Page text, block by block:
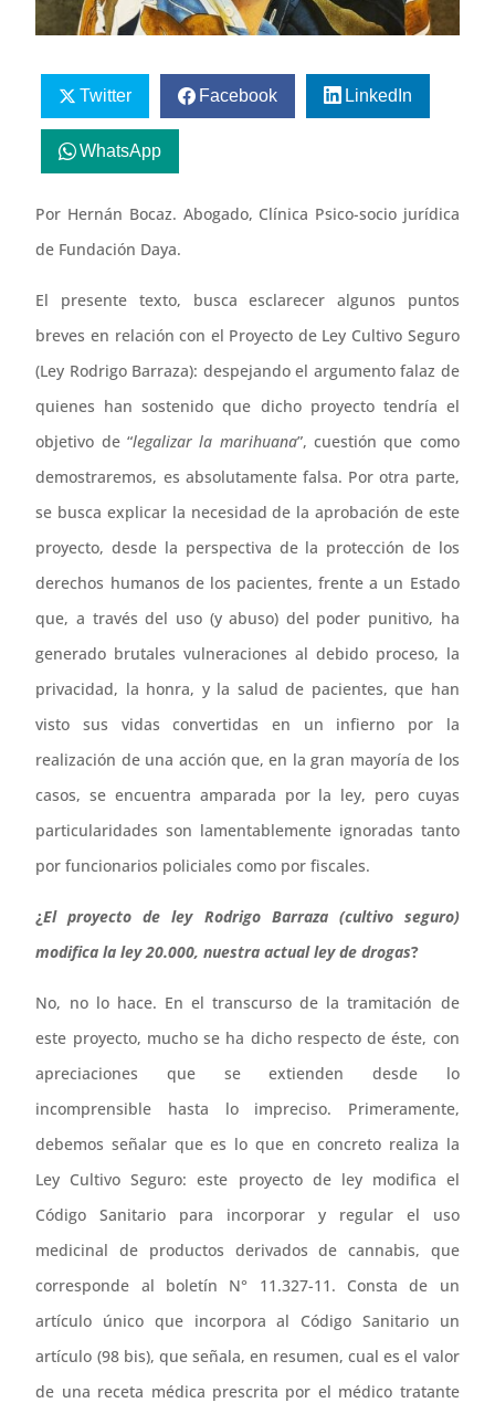
Twitter Facebook LinkedIn
WhatsApp
Por Hernán Bocaz. Abogado, Clínica Psico-socio jurídica
de Fundación Daya.
El presente texto, busca esclarecer algunos puntos
breves en relación con el Proyecto de Ley Cultivo Seguro
(Ley Rodrigo Barraza): despejando el argumento falaz de
quienes han sostenido que dicho proyecto tendría el
objetivo de “legalizar la marihuana”, cuestión que como
demostraremos, es absolutamente falsa. Por otra parte,
se busca explicar la necesidad de la aprobación de este
proyecto, desde la perspectiva de la protección de los
derechos humanos de los pacientes, frente a un Estado
que, a través del uso (y abuso) del poder punitivo, ha
generado brutales vulneraciones al debido proceso, la
privacidad, la honra, y la salud de pacientes, que han
visto sus vidas convertidas en un infierno por la
realización de una acción que, en la gran mayoría de los
casos, se encuentra amparada por la ley, pero cuyas
particularidades son lamentablemente ignoradas tanto
por funcionarios policiales como por fiscales.
¿El proyecto de ley Rodrigo Barraza (cultivo seguro)
modifica la ley 20.000, nuestra actual ley de drogas?
No, no lo hace. En el transcurso de la tramitación de
este proyecto, mucho se ha dicho respecto de éste, con
apreciaciones que se extienden desde lo
incomprensible hasta lo impreciso. Primeramente,
debemos señalar que es lo que en concreto realiza la
Ley Cultivo Seguro: este proyecto de ley modifica el
Código Sanitario para incorporar y regular el uso
medicinal de productos derivados de cannabis, que
corresponde al boletín N° 11.327-11. Consta de un
artículo único que incorpora al Código Sanitario un
artículo (98 bis), que señala, en resumen, cual es el valor
de una receta médica prescrita por el médico tratante